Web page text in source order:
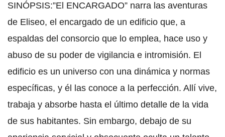
SINÓPSIS:”El ENCARGADO” narra las aventuras
de Eliseo, el encargado de un edificio que, a
espaldas del consorcio que lo emplea, hace uso y
abuso de su poder de vigilancia e intromisión. El
edificio es un universo con una dinámica y normas
específicas, y él las conoce a la perfección. Allí vive,
trabaja y absorbe hasta el último detalle de la vida
de sus habitantes. Sin embargo, debajo de su